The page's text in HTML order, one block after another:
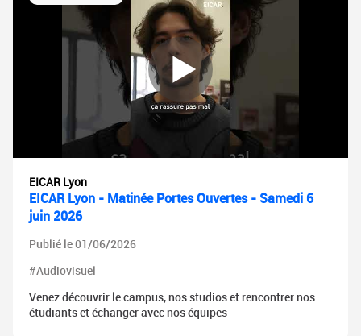
EICAR Lyon
EICAR Lyon - Matinée Portes Ouvertes - Samedi 6
juin 2026
Publié le 01/06/2026
#Audiovisuel
Venez découvrir le campus, nos studios et rencontrer nos
étudiants et échanger avec nos équipes